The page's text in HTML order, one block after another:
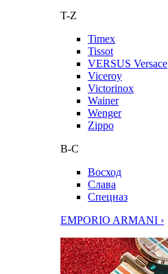
T-Z
Timex
Tissot
VERSUS Versace
Viceroy
Victorinox
Wainer
Wenger
Zippo
В-С
Восход
Слава
Спецназ
EMPORIO ARMANI ›